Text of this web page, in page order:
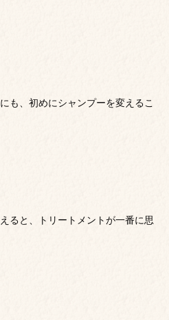
も、初めにシャンプーを変えるこ
ると、トリートメントが一番に思